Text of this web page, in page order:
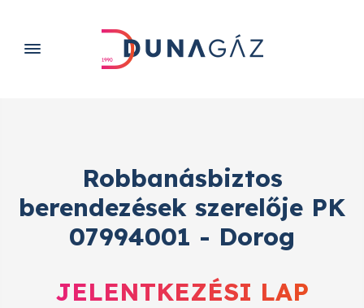
Robbanásbiztos
berendezések szerelője PK
07994001 - Dorog
JELENTKEZÉSI LAP